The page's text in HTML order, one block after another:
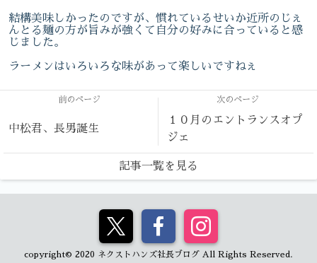
結構美味しかったのですが、慣れているせいか近所のじぇ
んとる麺の方が旨みが強くて自分の好みに合っていると感
じました。
ラーメンはいろいろな味があって楽しいですねぇ
前のページ
中松君、長男誕生
次のページ
１０月のエントランスオプ
ジェ
記事一覧を見る
copyright© 2020 ネクストハンズ社長ブログ All Rights Reserved.